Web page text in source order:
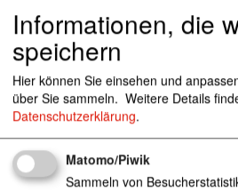
AWO Großtagespflege Bad
Bad Laasphe
Kinder
AWO Großtagespflege
AWO KidS & KinGs /
velsberg
Informationen, die
speichern
Hier können Sie einsehen und
über Sie sammeln. Weitere Details
Datenschutzerklärung.
Matomo/Piwik
Sammeln von